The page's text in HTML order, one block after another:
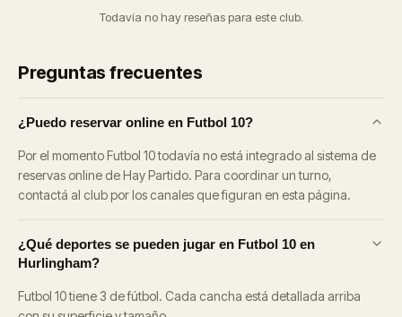
Todavía no hay reseñas para este club.
Preguntas frecuentes
¿Puedo reservar online en Futbol 10?
Por el momento Futbol 10 todavía no está integrado al sistema de
reservas online de Hay Partido. Para coordinar un turno,
contactá al club por los canales que figuran en esta página.
¿Qué deportes se pueden jugar en Futbol 10 en
Hurlingham?
Futbol 10 tiene 3 de fútbol. Cada cancha está detallada arriba